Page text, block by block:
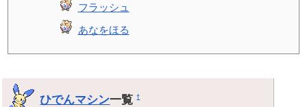
フラッシュ
あなをほる
ひでんマシン一覧†